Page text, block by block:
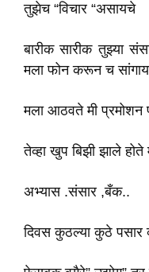
तुझेच “विचार “असायचे
बारीक सारीक तुझ्या
मला फोन करून च
मला आठवते मी प्रमोशन
तेव्हा खुप बिझी झाले होते
अभ्यास .संसार ,बँक..
दिवस कुठल्या कुठे पसार